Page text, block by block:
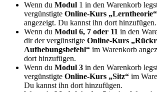
Wenn du Modul 1 in den Warenkorb
vergünstigte Online-Kurs „Lerntheorie“
angezeigt. Du kannst ihn dort hinzufügen.
Wenn du Modul 6, 7 oder 11 in den
dir der vergünstigte Online-Kurs
Aufhebungsbefehl“ im Warenkorb
dort hinzufügen.
Wenn du Modul 3 in den Warenkorb
vergünstigte Online-Kurs „Sitz“ im
Du kannst ihn dort hinzufügen.